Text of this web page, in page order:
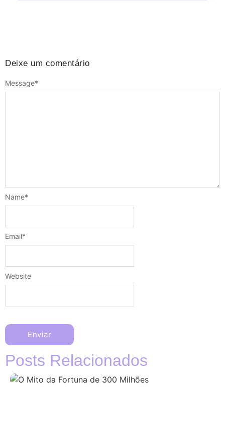
Deixe um comentário
Message*
Name*
Email*
Website
Posts Relacionados